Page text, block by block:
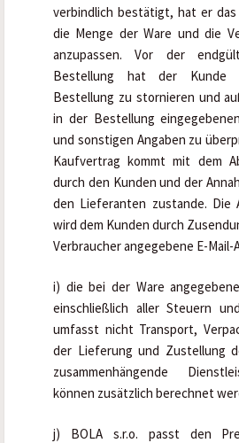
verbindlich bestätigt, hat er
die Menge der Ware und die
anzupassen. Vor der
Bestellung hat der Kunde
Bestellung zu stornieren und
in der Bestellung
und sonstigen Angaben zu
Kaufvertrag kommt mit dem
durch den Kunden und der
den Lieferanten zustande. Die
wird dem Kunden durch
Verbraucher angegebene E-
i) die bei der Ware
einschließlich aller Steuern
umfasst nicht Transport,
der Lieferung und Zustellung
zusammenhängende
können zusätzlich berechnet
j) BOLA s.r.o. passt den